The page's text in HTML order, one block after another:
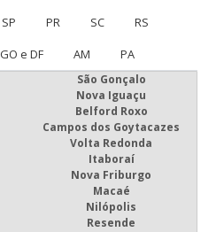
SP PR SC
RS
GO e DF AM PA
São Gonçalo
Nova Iguaçu
Belford Roxo
Campos dos Goytacazes
Volta Redonda
Itaboraí
Nova Friburgo
Macaé
Nilópolis
Resende